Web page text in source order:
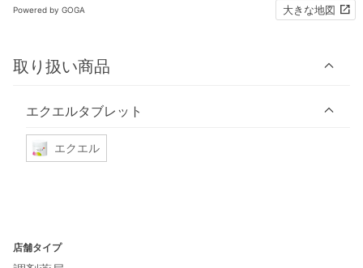
Powered by GOGA 大きな地図
取り扱い商品
エクエルタブレット
エクエル
店舗タイプ